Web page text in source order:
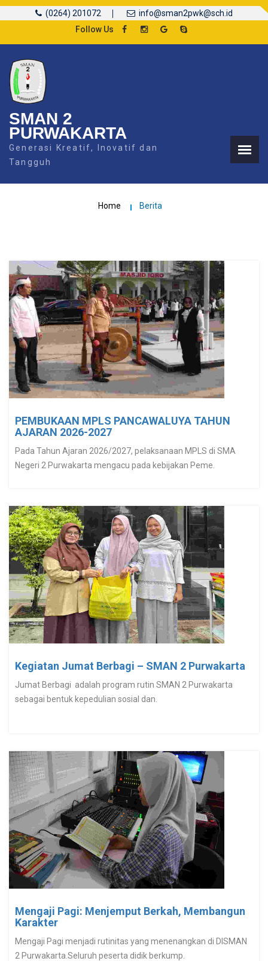
(0264) 201072
info@sman2pwk@sch.id
Follow Us
SMAN 2
PURWAKARTA
Generasi Kreatif, Inovatif dan
Tangguh
Home Berita
PEMBUKAAN MPLS PANCAWALUYA TAHUN
AJARAN 2026-2027
Pada Tahun Ajaran 2026/2027, pelaksanaan MPLS di SMA
Negeri 2 Purwakarta mengacu pada kebijakan Peme.
Kegiatan Jumat Berbagi – SMAN 2 Purwakarta
Jumat Berbagi adalah program rutin SMAN 2 Purwakarta
sebagai bentuk kepedulian sosial dan.
Mengaji Pagi: Menjemput Berkah, Membangun
Karakter
Mengaji Pagi menjadi rutinitas yang menenangkan di DISMAN
2 Purwakarta.Seluruh peserta didik berkump.